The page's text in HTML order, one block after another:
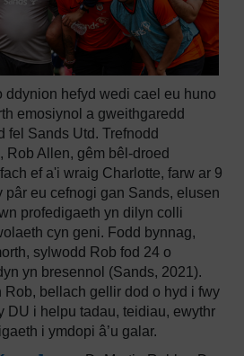
ddynion hefyd wedi cael eu huno
emosiynol a gweithgaredd
fel Sands Utd. Trefnodd
Rob Allen, gêm bêl-droed
ef a'i wraig Charlotte, farw ar 9
pâr eu cefnogi gan Sands, elusen
profedigaeth yn dilyn colli
cyn geni. Fodd bynnag,
sylwodd Rob fod 24 o
yn bresennol (Sands, 2021).
Rob, bellach gellir dod o hyd i fwy
DU i helpu tadau, teidiau, ewythr
i ymdopi â’u galar.